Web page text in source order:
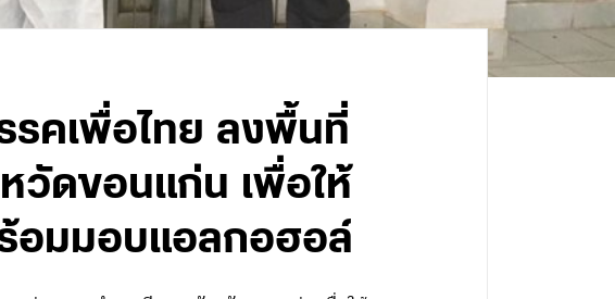
คเพื่อไทย ลงพื้นที่
วัดขอนแก่น เพื่อให้
อมมอบแอลกอฮอล์